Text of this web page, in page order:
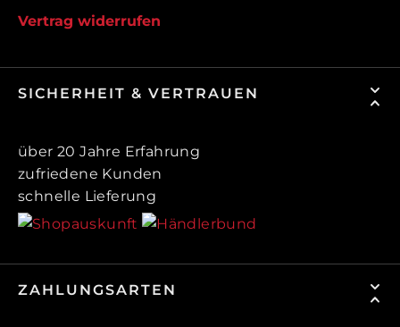
Vertrag widerrufen
SICHERHEIT & VERTRAUEN
über 20 Jahre Erfahrung
zufriedene Kunden
schnelle Lieferung
ZAHLUNGSARTEN